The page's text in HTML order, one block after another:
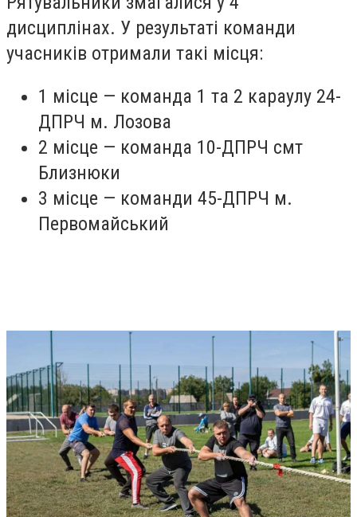
дисциплінах. У результаті команди
учасників отримали такі місця:
1 місце — команда 1 та 2 караулу 24-
ДПРЧ м. Лозова
2 місце — команда 10-ДПРЧ смт
Близнюки
3 місце — команди 45-ДПРЧ м.
Первомайський